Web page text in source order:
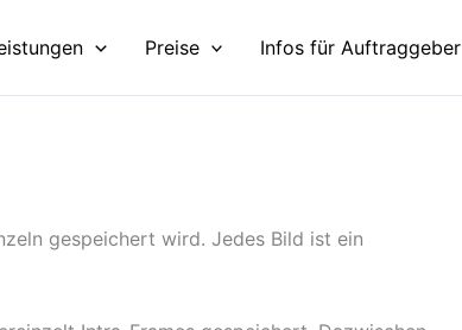
Preise Infos für Auftraggeber
gespeichert wird. Jedes Bild ist ein